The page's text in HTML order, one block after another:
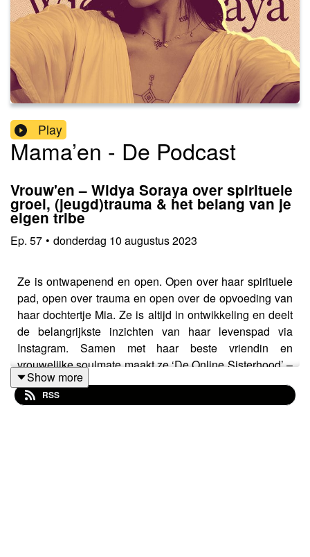
Play
Mama’en - De Podcast
Vrouw'en – Widya Soraya over spirituele
groei, (jeugd)trauma & het belang van je
eigen tribe
Ep. 57 • donderdag 10 augustus 2023
Ze is ontwapenend en open. Open over haar spirituele
pad, open over trauma en open over de opvoeding van
haar dochtertje Mia. Ze is altijd in ontwikkeling en deelt
de belangrijkste inzichten van haar levenspad via
Instagram. Samen met haar beste vriendin en
vrouwelijke soulmate maakt ze ‘De Online Sisterhood’ –
een podcast waarin onderwerpen als divine timing,
manifesteren en generationeel trauma aan bod komen.
Show more
RSS